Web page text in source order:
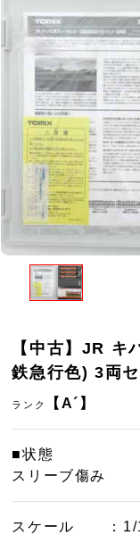
【中古】JR キ
鉄急行色) 3両セ
ランク 【A´】
■状態
スリーブ傷み
スケール
：